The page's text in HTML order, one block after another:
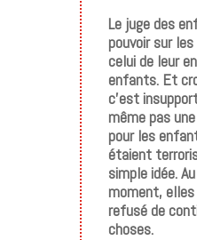
Le juge des
pouvoir sur
celui de leur
enfants. Et
c’est
même pas
pour les
étaient
simple idée.
moment,
refusé de
choses.